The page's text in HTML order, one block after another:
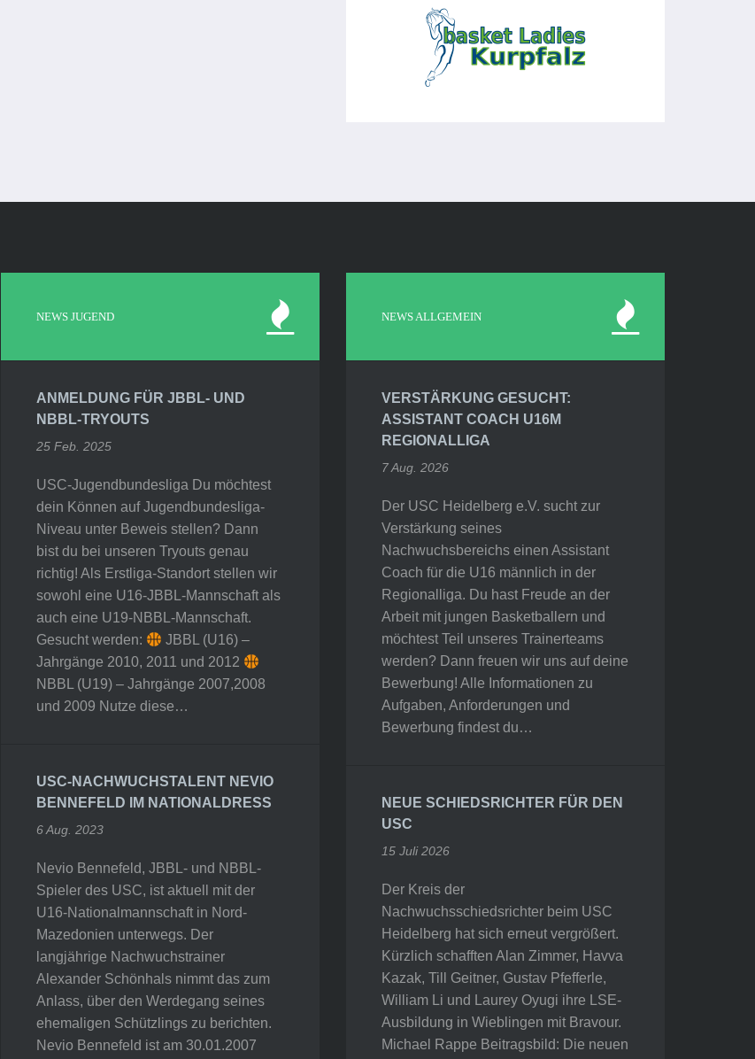
NEWS JUGEND
ANMELDUNG FÜR JBBL- UND
NBBL-TRYOUTS
25 Feb. 2025
USC-Jugendbundesliga Du möchtest
dein Können auf Jugendbundesliga-
Niveau unter Beweis stellen? Dann
bist du bei unseren Tryouts genau
richtig! Als Erstliga-Standort stellen wir
sowohl eine U16-JBBL-Mannschaft als
auch eine U19-NBBL-Mannschaft.
Gesucht werden:
JBBL (U16) –
Jahrgänge 2010, 2011 und 2012
NBBL (U19) – Jahrgänge 2007,2008
und 2009 Nutze diese…
USC-NACHWUCHSTALENT NEVIO
BENNEFELD IM NATIONALDRESS
6 Aug. 2023
Nevio Bennefeld, JBBL- und NBBL-
Spieler des USC, ist aktuell mit der
U16-Nationalmannschaft in Nord-
Mazedonien unterwegs. Der
langjährige Nachwuchstrainer
Alexander Schönhals nimmt das zum
Anlass, über den Werdegang seines
ehemaligen Schützlings zu berichten.
Nevio Bennefeld ist am 30.01.2007
NEWS ALLGEMEIN
VERSTÄRKUNG GESUCHT:
ASSISTANT COACH U16M
REGIONALLIGA
7 Aug. 2026
Der USC Heidelberg e.V. sucht zur
Verstärkung seines
Nachwuchsbereichs einen Assistant
Coach für die U16 männlich in der
Regionalliga. Du hast Freude an der
Arbeit mit jungen Basketballern und
möchtest Teil unseres Trainerteams
werden? Dann freuen wir uns auf deine
Bewerbung! Alle Informationen zu
Aufgaben, Anforderungen und
Bewerbung findest du…
NEUE SCHIEDSRICHTER FÜR DEN
USC
15 Juli 2026
Der Kreis der
Nachwuchsschiedsrichter beim USC
Heidelberg hat sich erneut vergrößert.
Kürzlich schafften Alan Zimmer, Havva
Kazak, Till Geitner, Gustav Pfefferle,
William Li und Laurey Oyugi ihre LSE-
Ausbildung in Wieblingen mit Bravour.
Michael Rappe Beitragsbild: Die neuen